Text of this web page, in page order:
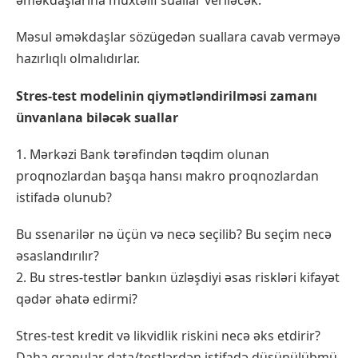
Məsul əməkdaşlar sözügedən suallara cavab verməyə
hazırlıqlı olmalıdırlar.
Stres-test modelinin qiymətləndirilməsi zamanı
ünvanlana biləcək suallar
1. Mərkəzi Bank tərəfindən təqdim olunan
proqnozlardan başqa hansı makro proqnozlardan
istifadə olunub?
Bu ssenarilər nə üçün və necə seçilib? Bu seçim necə
əsaslandırılır?
2. Bu stres-testlər bankın üzləşdiyi əsas riskləri kifayət
qədər əhatə edirmi?
Stres-test kredit və likvidlik riskini necə əks etdirir?